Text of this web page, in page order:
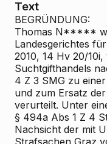
Text
BEGRÜNDUNG:
Thomas N*****
Landesgerichtes
2010, 14 Hv 20/
Suchtgifthandels
4 Z 3 SMG zu
und zum Ersatz
verurteilt. Unter
§ 494a Abs 1 Z 4
Nachsicht der mit
Strafsachen Graz